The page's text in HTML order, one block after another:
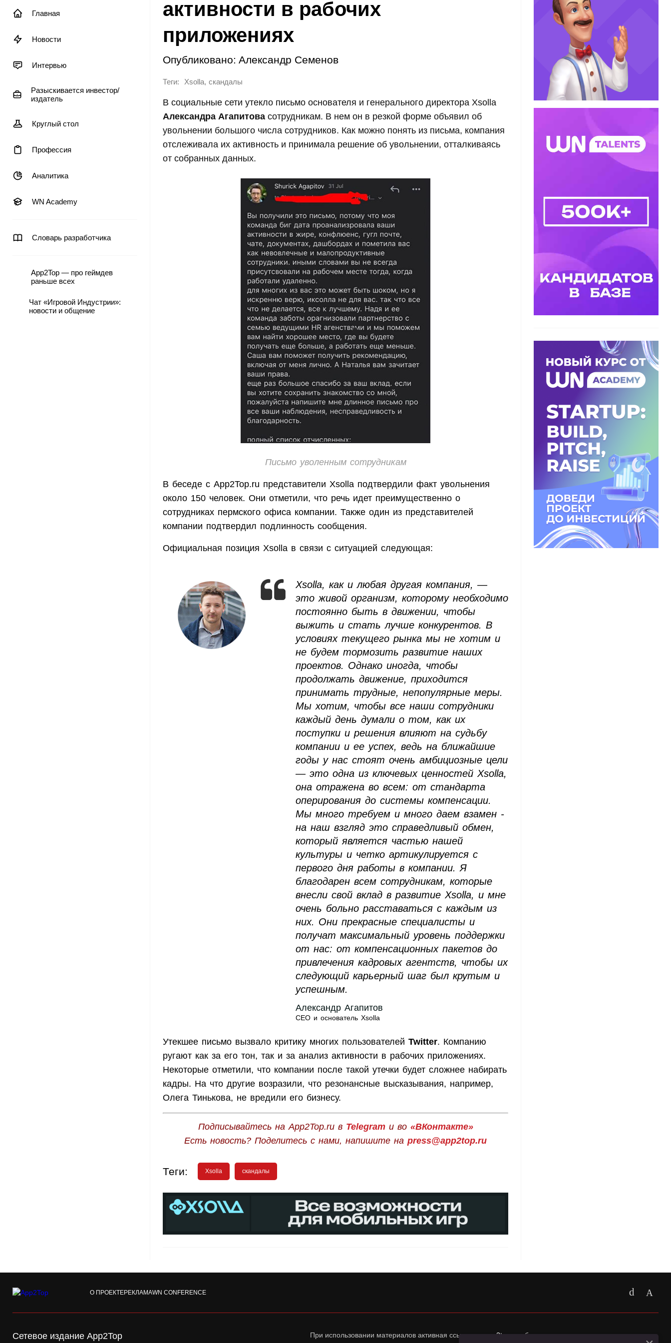
Главная
Новости
Интервью
Разыскивается инвестор/
издатель
Круглый стол
Профессия
Аналитика
WN Academy
Словарь разработчика
App2Top — про геймдев
раньше всех
Чат «Игровой Индустрии»:
новости и общение
активности в рабочих
приложениях
Опубликовано: Александр Семенов
Теги: Xsolla, скандалы
В социальные сети утекло письмо основателя и генерального директора Xsolla
Александра Агапитова сотрудникам. В нем он в резкой форме объявил об
увольнении большого числа сотрудников. Как можно понять из письма, компания
отcлеживала их активность и принимала решение об увольнении, отталкиваясь
от собранных данных.
Письмо уволенным сотрудникам
В беседе с App2Top.ru представители Xsolla подтвердили факт увольнения
около 150 человек. Они отметили, что речь идет преимущественно о
сотрудниках пермского офиса компании. Также один из представителей
компании подтвердил подлинность сообщения.
Официальная позиция Xsolla в связи с ситуацией следующая:
Xsolla, как и любая другая компания, —
это живой организм, которому необходимо
постоянно быть в движении, чтобы
выжить и стать лучше конкурентов. В
условиях текущего рынка мы не хотим и
не будем тормозить развитие наших
проектов. Однако иногда, чтобы
продолжать движение, приходится
принимать трудные, непопулярные меры.
Мы хотим, чтобы все наши сотрудники
каждый день думали о том, как их
поступки и решения влияют на судьбу
компании и ее успех, ведь на ближайшие
годы у нас стоят очень амбициозные цели
— это одна из ключевых ценностей Xsolla,
она отражена во всем: от стандарта
оперирования до системы компенсации.
Мы много требуем и много даем взамен -
на наш взгляд это справедливый обмен,
который является частью нашей
культуры и четко артикулируется с
первого дня работы в компании. Я
благодарен всем сотрудникам, которые
внесли свой вклад в развитие Xsolla, и мне
очень больно расставаться с каждым из
них. Они прекрасные специалисты и
получат максимальный уровень поддержки
от нас: от компенсационных пакетов до
привлечения кадровых агентств, чтобы их
следующий карьерный шаг был крутым и
успешным.
Александр Агапитов
СЕО и основатель Xsolla
Утекшее письмо вызвало критику многих пользователей Twitter. Компанию
ругают как за его тон, так и за анализ активности в рабочих приложениях.
Некоторые отметили, что компании после такой утечки будет сложнее набирать
кадры. На что другие возразили, что резонансные высказывания, например,
Олега Тинькова, не вредили его бизнесу.
Подписывайтесь на App2Top.ru в Telegramи во «ВКонтакте»
Есть новость? Поделитесь с нами, напишите на press@app2top.ru
Теги: Xsolla скандалы
О ПРОЕКТЕРЕКЛАМАWN CONFERENCE
Сетевое издание App2Top При использовании материалов активная ссылка наapp2top.ruобязательна.